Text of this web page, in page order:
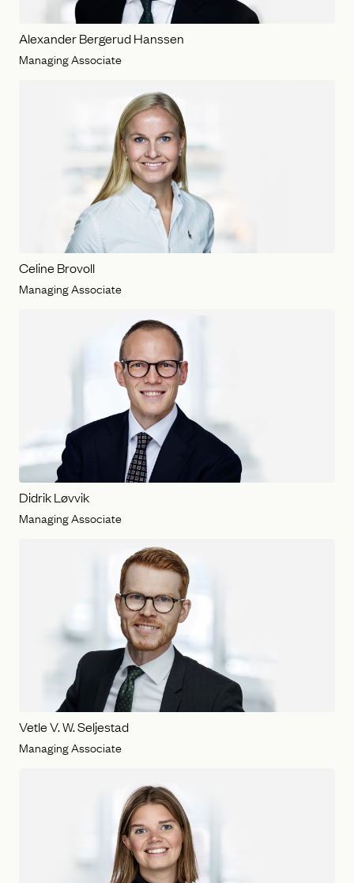
Alexander Bergerud Hanssen
Managing Associate
Celine Brovoll
Managing Associate
Didrik Løvvik
Managing Associate
Vetle V. W. Seljestad
Managing Associate